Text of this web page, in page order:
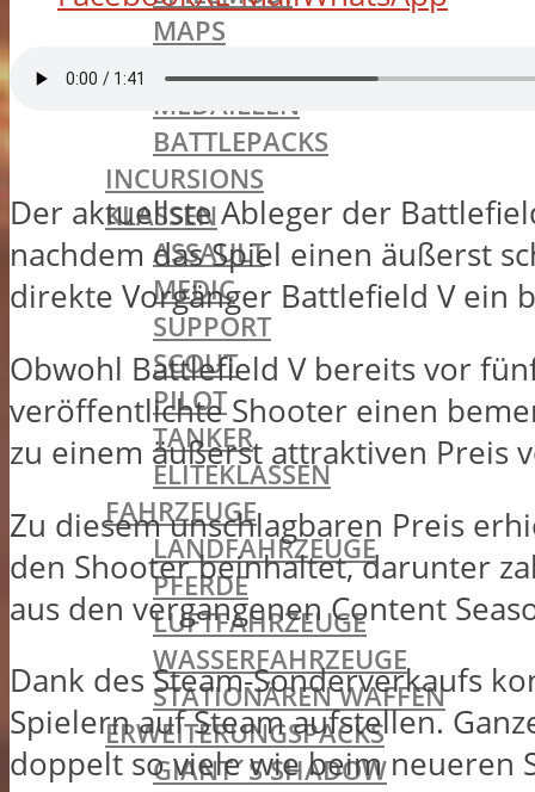
MAPS
WAFFEN & AUSRÜSTUNG
MEDAILLEN
BATTLEPACKS
INCURSIONS
KLASSEN
ASSAULT
MEDIC
SUPPORT
SCOUT
PILOT
TANKER
ELITEKLASSEN
FAHRZEUGE
LANDFAHRZEUGE
PFERDE
LUFTFAHRZEUGE
WASSERFAHRZEUGE
STATIONÄREN WAFFEN
ERWEITERUNGSPACKS
GIANT´S SHADOW
Der aktuellste Ableger der
nachdem das Spiel einen äußerst
direkte Vorgänger Battlefield V ein
Obwohl Battlefield V bereits vor
veröffentlichte Shooter einen
zu einem äußerst attraktiven Preis
Zu diesem unschlagbaren Preis
den Shooter beinhaltet, darunter
aus den vergangenen Content
Dank des Steam-Sonderverkaufs
Spielern auf Steam aufstellen.
doppelt so viele wie beim neueren